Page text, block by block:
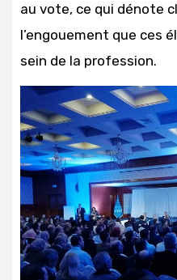
au vote, ce qui dénote
l’engouement que ces
sein de la profession.